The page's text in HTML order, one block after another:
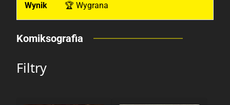
🏆 Wygrana
Komiksografia
Filtry